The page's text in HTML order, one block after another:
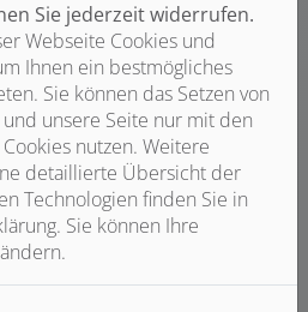
Sie jederzeit widerrufen.
Webseite Cookies und
Ihnen ein bestmögliches
Sie können das Setzen von
unsere Seite nur mit den
nutzen. Weitere
detaillierte Übersicht der
Technologien finden Sie in
Sie können Ihre